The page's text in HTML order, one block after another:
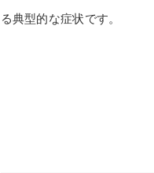
る典型的な症状です。